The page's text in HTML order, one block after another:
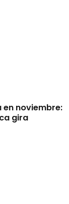
en noviembre:
gira